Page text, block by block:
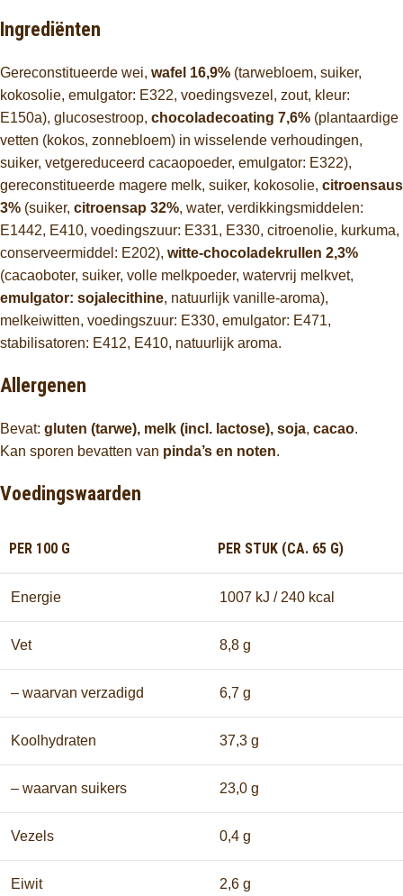
Ingrediënten
Gereconstitueerde wei, wafel 16,9% (tarwebloem, suiker,
kokosolie, emulgator: E322, voedingsvezel, zout, kleur:
E150a), glucosestroop, chocoladecoating 7,6% (plantaardige
vetten (kokos, zonnebloem) in wisselende verhoudingen,
suiker, vetgereduceerd cacaopoeder, emulgator: E322),
gereconstitueerde magere melk, suiker, kokosolie, citroensaus
3% (suiker, citroensap 32%, water, verdikkingsmiddelen:
E1442, E410, voedingszuur: E331, E330, citroenolie, kurkuma,
conserveermiddel: E202), witte-chocoladekrullen 2,3%
(cacaoboter, suiker, volle melkpoeder, watervrij melkvet,
emulgator: sojalecithine, natuurlijk vanille-aroma),
melkeiwitten, voedingszuur: E330, emulgator: E471,
stabilisatoren: E412, E410, natuurlijk aroma.
Allergenen
Bevat: gluten (tarwe), melk (incl. lactose), soja, cacao.
Kan sporen bevatten van pinda’s en noten.
Voedingswaarden
PER 100 G PER STUK (CA. 65 G)
Energie 1007 kJ / 240 kcal
Vet 8,8 g
– waarvan verzadigd 6,7 g
Koolhydraten 37,3 g
– waarvan suikers 23,0 g
Vezels 0,4 g
Eiwit 2,6 g